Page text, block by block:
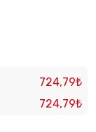
724,79₺
724,79₺